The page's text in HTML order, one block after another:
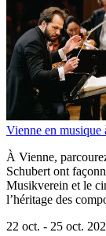
Vienne en musique
À Vienne,
Schubert ont
Musikverein et le
l’héritage des
22 oct. - 25 oct.